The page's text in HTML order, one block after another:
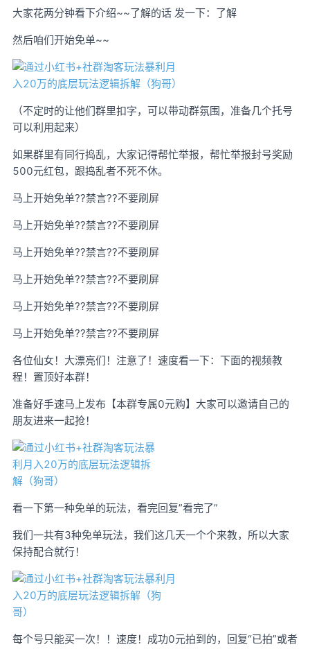
大家花两分钟看下介绍~~了解的话 发一下：了解
然后咱们开始免单~~
（不定时的让他们群里扣字，可以带动群氛围，准备几个托号
可以利用起来）
如果群里有同行捣乱，大家记得帮忙举报，帮忙举报封号奖励
500元红包，跟捣乱者不死不休。
马上开始免单??禁言??不要刷屏
马上开始免单??禁言??不要刷屏
马上开始免单??禁言??不要刷屏
马上开始免单??禁言??不要刷屏
马上开始免单??禁言??不要刷屏
马上开始免单??禁言??不要刷屏
各位仙女！大漂亮们！注意了！速度看一下：下面的视频教
程！置顶好本群！
准备好手速马上发布【本群专属0元购】大家可以邀请自己的
朋友进来一起抢！
看一下第一种免单的玩法，看完回复”看完了”
我们一共有3种免单玩法，我们这几天一个个来教，所以大家
保持配合就行！
每个号只能买一次！！速度！成功0元拍到的，回复“已拍”或者